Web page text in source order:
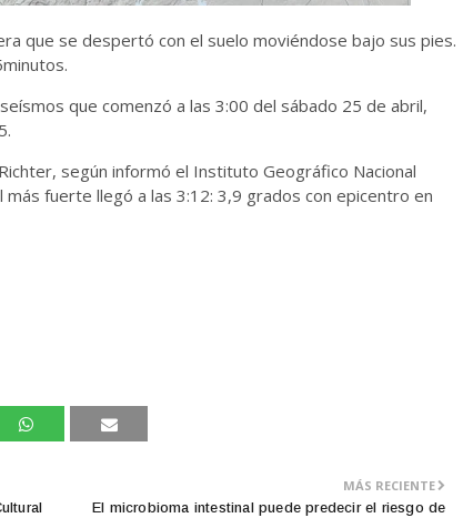
que se despertó con el suelo moviéndose bajo sus pies.
que comenzó a las 3:00 del sábado 25 de abril,
según informó el Instituto Geográfico Nacional
más fuerte llegó a las 3:12: 3,9 grados con epicentro en
MÁS RECIENTE
El microbioma intestinal puede predecir el riesgo de